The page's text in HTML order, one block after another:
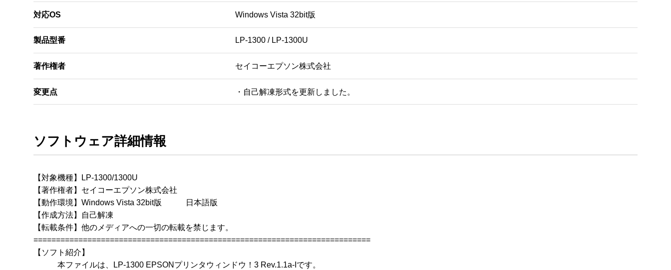
対応OS Windows Vista 32bit版
製品型番 LP-1300 / LP-1300U
著作権者 セイコーエプソン株式会社
変更点 ・自己解凍形式を更新しました。
ソフトウェア詳細情報
【対象機種】LP-1300/1300U
【著作権者】セイコーエプソン株式会社
【動作環境】Windows Vista 32bit版　　　日本語版
【作成方法】自己解凍
【転載条件】他のメディアへの一切の転載を禁じます。
===========================================================================
【ソフト紹介】
本ファイルは、LP-1300 EPSONプリンタウィンドウ！3 Rev.1.1a-Iです。